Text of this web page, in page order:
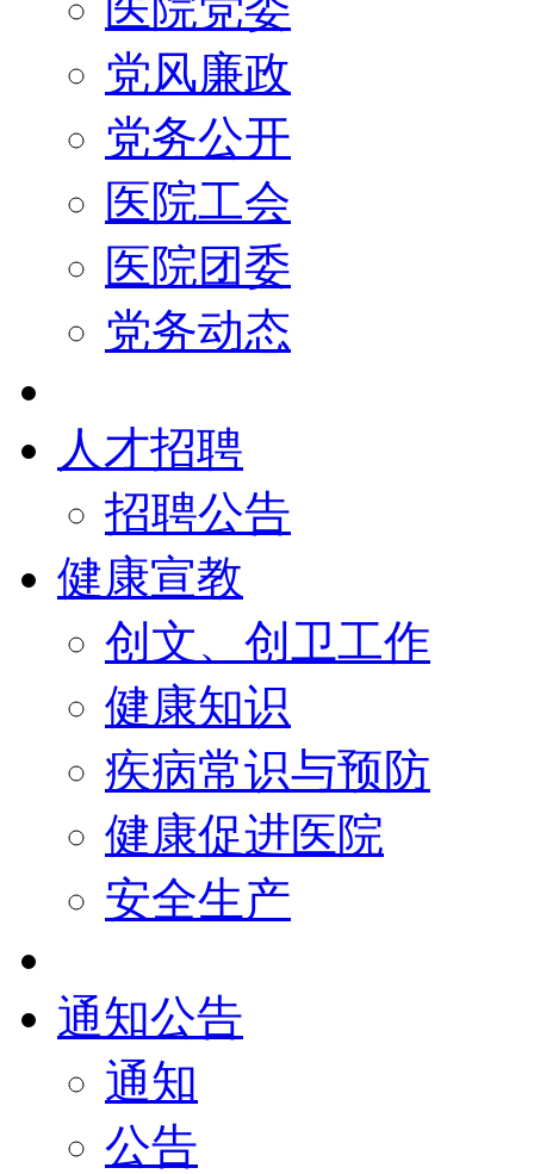
党风廉政
党务公开
医院工会
医院团委
党务动态
人才招聘
招聘公告
健康宣教
创文、创卫工作
健康知识
疾病常识与预防
健康促进医院
安全生产
通知公告
通知
公告